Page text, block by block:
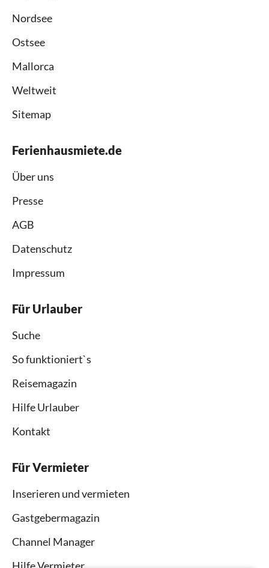
Nordsee
Ostsee
Mallorca
Weltweit
Sitemap
Ferienhausmiete.de
Über uns
Presse
AGB
Datenschutz
Impressum
Für Urlauber
Suche
So funktioniert`s
Reisemagazin
Hilfe Urlauber
Kontakt
Für Vermieter
Inserieren und vermieten
Gastgebermagazin
Channel Manager